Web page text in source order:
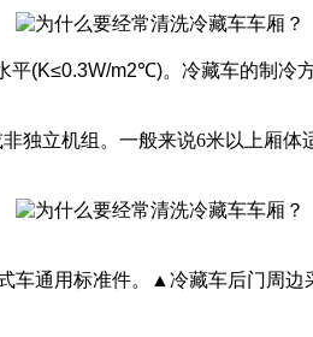
(K≤0.3W/m2℃)。冷藏车的制冷
独立机组。一般来说6米以上厢
通用标准件。▲冷藏车后门周边